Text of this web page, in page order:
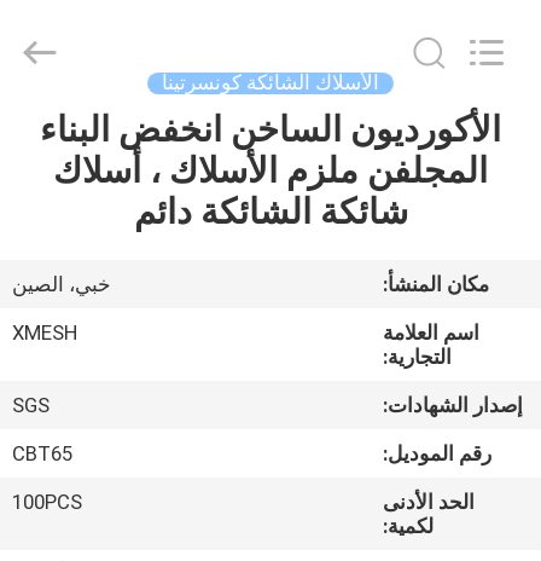
الصفحة
الرئيسية
معلومات
جولة
الأسلاك الشائكة كونسرتينا
الأكورديون الساخن انخفض البناء
المجلفن ملزم الأسلاك ، أسلاك
شائكة الشائكة دائم
مكان المنشأ:
خبي، الصين
اسم العلامة
التجارية:
XMESH
إصدار الشهادات:
SGS
رقم الموديل:
CBT65
الحد الأدنى
لكمية:
100PCS